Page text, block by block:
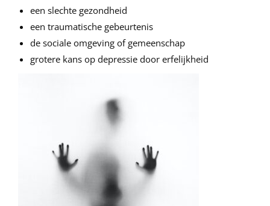
een slechte gezondheid
een traumatische gebeurtenis
de sociale omgeving of gemeenschap
grotere kans op depressie door erfelijkheid